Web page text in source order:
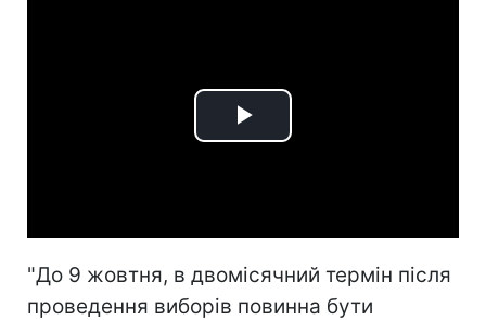
Play
"До 9 жовтня, в двомісячний термін після
проведення виборів повинна бути